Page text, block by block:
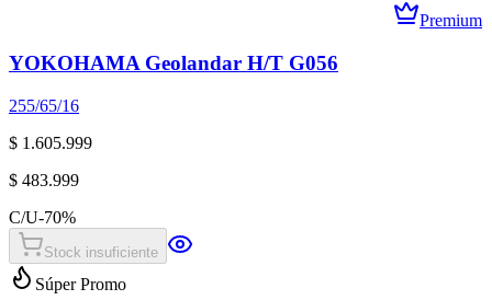
Premium
YOKOHAMA Geolandar H/T G056
255/65/16
$ 1.605.999
$ 483.999
C/U-70%
Stock insuficiente
Súper Promo